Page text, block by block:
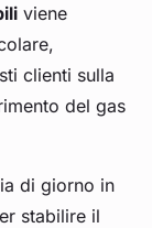
viene
clienti sulla
del gas
di giorno in
stabilire il